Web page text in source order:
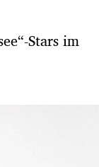
Stars im